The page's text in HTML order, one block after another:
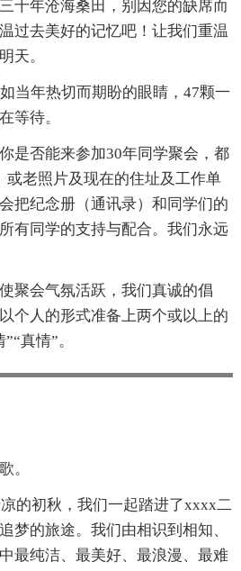
十年沧海桑田，别因您的缺席而
过去美好的记忆吧！让我们重温
天。
当年热切而期盼的眼睛，47颗一
等待。
是否能来参加30年同学聚会，都
或老照片及现在的住址及工作单
把纪念册（通讯录）和同学们的
有同学的支持与配合。我们永远
聚会气氛活跃，我们真诚的倡
个人的形式准备上两个或以上的
真情”。
。
的初秋，我们一起踏进了xxxx二
梦的旅途。我们由相识到相知、
最纯洁、最美好、最浪漫、最难